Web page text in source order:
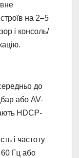
на 2–5
і консоль/
до
або AV-
HDCP-
і частоту
60 Гц або